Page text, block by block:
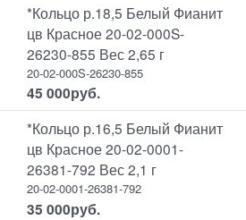
*Кольцо р.18,5 Белый Фианит
цв Красное 20-02-000S-
26230-855 Вес 2,65 г
20-02-000S-26230-855
45 000руб.
*Кольцо р.16,5 Белый Фианит
цв Красное 20-02-0001-
26381-792 Вес 2,1 г
20-02-0001-26381-792
35 000руб.